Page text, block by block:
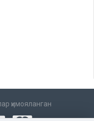
ҳимояланган